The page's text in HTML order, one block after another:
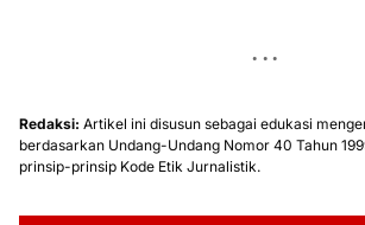
Redaksi: Artikel ini disusun sebagai edukasi
berdasarkan Undang-Undang Nomor 40 Tahun
prinsip-prinsip Kode Etik Jurnalistik.